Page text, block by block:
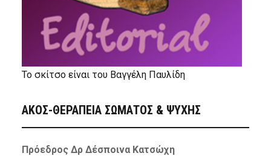
Το σκίτσο είναι του Βαγγέλη Παυλίδη
ΑΚΟΣ-ΘΕΡΑΠΕΙΑ ΣΩΜΑΤΟΣ & ΨΥΧΗΣ
Πρόεδρος Δρ Δέσποινα Κατσώχη